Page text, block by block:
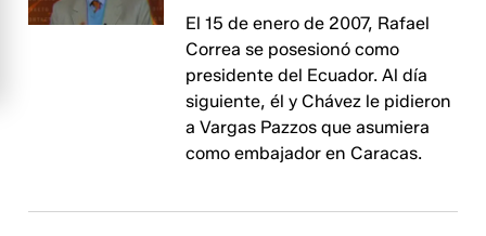
El 15 de enero de 2007, Rafael
Correa se posesionó como
presidente del Ecuador. Al día
siguiente, él y Chávez le pidieron
a Vargas Pazzos que asumiera
como embajador en Caracas.